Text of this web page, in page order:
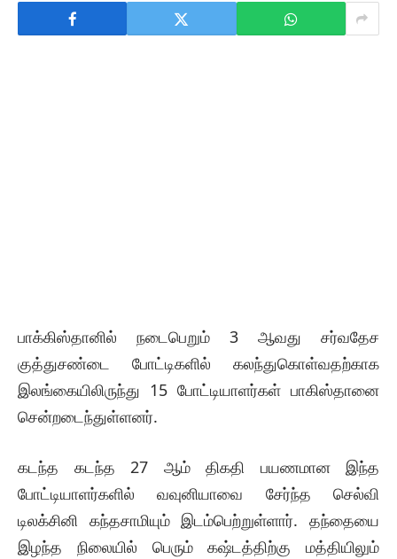
பாக்கிஸ்தானில் நடைபெறும் 3 ஆவது சர்வதேச
குத்துசண்டை போட்டிகளில் கலந்துகொள்வதற்காக
இலங்கையிலிருந்து 15 போட்டியாளர்கள் பாகிஸ்தானை
சென்றடைந்துள்ளனர்.
கடந்த கடந்த 27 ஆம் திகதி பயணமான இந்த
போட்டியாளர்களில் வவுனியாவை சேர்ந்த செல்வி
டிலக்சினி கந்தசாமியும் இடம்பெற்றுள்ளார். தந்தையை
இழந்த நிலையில் பெரும் கஷ்டத்திற்கு மத்தியிலும்